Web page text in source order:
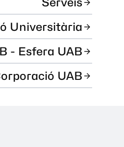
Universitària
- Esfera UAB
UAB